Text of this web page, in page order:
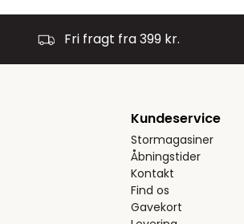
Fri fragt fra 399 kr.
Kundeservice
Stormagasiner
Åbningstider
Kontakt
Find os
Gavekort